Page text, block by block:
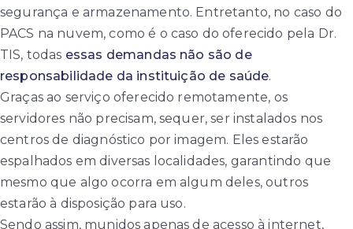
segurança e armazenamento. Entretanto, no caso do
PACS na nuvem, como é o caso do oferecido pela Dr.
TIS, todas essas demandas não são de
responsabilidade da instituição de saúde.
Graças ao serviço oferecido remotamente, os
servidores não precisam, sequer, ser instalados nos
centros de diagnóstico por imagem. Eles estarão
espalhados em diversas localidades, garantindo que
mesmo que algo ocorra em algum deles, outros
estarão à disposição para uso.
Sendo assim, munidos apenas de acesso à internet,